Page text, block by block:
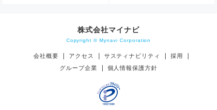
株式会社マイナビ
Copyright © Mynavi Corporation
会社概要 アクセス サスティナビリティ
採用
グループ企業
個人情報保護方針